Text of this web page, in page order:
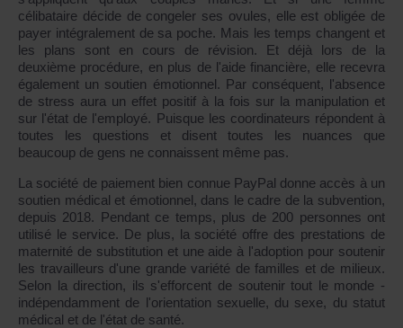
célibataire décide de congeler ses ovules, elle est obligée de
payer intégralement de sa poche. Mais les temps changent et
les plans sont en cours de révision. Et déjà lors de la
deuxième procédure, en plus de l'aide financière, elle recevra
également un soutien émotionnel. Par conséquent, l'absence
de stress aura un effet positif à la fois sur la manipulation et
sur l'état de l'employé. Puisque les coordinateurs répondent à
toutes les questions et disent toutes les nuances que
beaucoup de gens ne connaissent même pas.
La société de paiement bien connue PayPal donne accès à un
soutien médical et émotionnel, dans le cadre de la subvention,
depuis 2018. Pendant ce temps, plus de 200 personnes ont
utilisé le service. De plus, la société offre des prestations de
maternité de substitution et une aide à l'adoption pour soutenir
les travailleurs d'une grande variété de familles et de milieux.
Selon la direction, ils s'efforcent de soutenir tout le monde -
indépendamment de l'orientation sexuelle, du sexe, du statut
médical et de l'état de santé.